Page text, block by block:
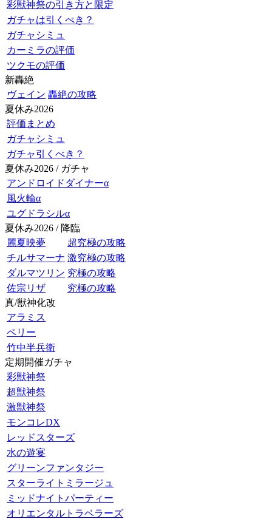
彩獣神祭の引き方と限定
ガチャは引くべき？
ガチャシミュ
カーミラの評価
ツクモの評価
新轟絶
ヴェイン 轟絶の攻略
夏休み2026
評価まとめ
ガチャシミュ
ガチャ引くべき？
夏休み2026 / ガチャ
アンドロイドダイナーα
風火輪α
ユグドラシルα
夏休み2026 / 降臨
麗夏映夢
超究極の攻略
チルサマーナ 激究極の攻略
ダルマツリン 究極の攻略
佐宗リザ
究極の攻略
真/獣神化改
アラミス
ペリー
竹中半兵衛
定期開催ガチャ
彩獣神祭
超獣神祭
激獣神祭
モンコレDX
レッドスターズ
水の遊宴
グリーンファンタジー
スターライトミラージュ
ミッドナイトパーティー
オリエンタルトラベラーズ